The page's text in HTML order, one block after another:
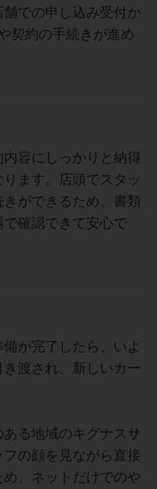
での申し込み受付か
契約の手続きが進め
容にしっかりと納得
ます。店頭でスタッ
ができるため、書類
確認できて安心で
が完了したら、いよ
渡され、新しいカー
る地域のキグナスサ
の顔を見ながら直接
、ネットだけでのや